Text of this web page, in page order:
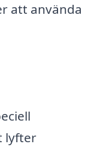
att använda
lyfter